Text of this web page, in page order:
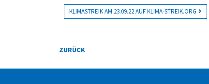
KLIMASTREIK AM 23.09.22 AUF KLIMA-STREIK.ORG
ZURÜCK